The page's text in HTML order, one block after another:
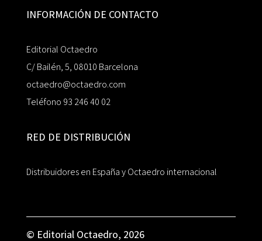
INFORMACIÓN DE CONTACTO
Editorial Octaedro
C/ Bailén, 5, 08010 Barcelona
octaedro@octaedro.com
Teléfono 93 246 40 02
RED DE DISTRIBUCIÓN
Distribuidores en España y Octaedro internacional
© Editorial Octaedro, 2026